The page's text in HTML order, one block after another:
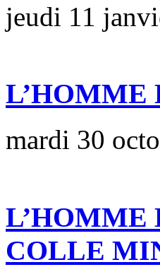
jeudi 11
L’HOMME
mardi 30
L’HOMME
COLLE